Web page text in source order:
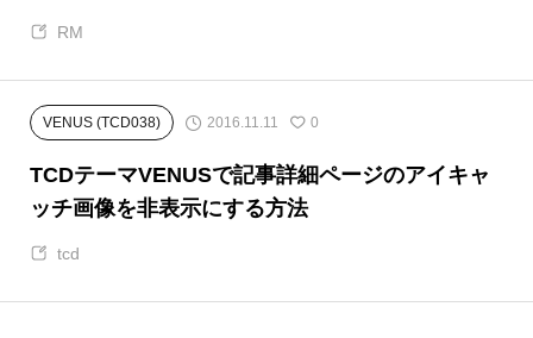
RM
VENUS (TCD038) 2016.11.11 0
TCDテーマVENUSで記事詳細ページのアイキャ
ッチ画像を非表示にする方法
tcd